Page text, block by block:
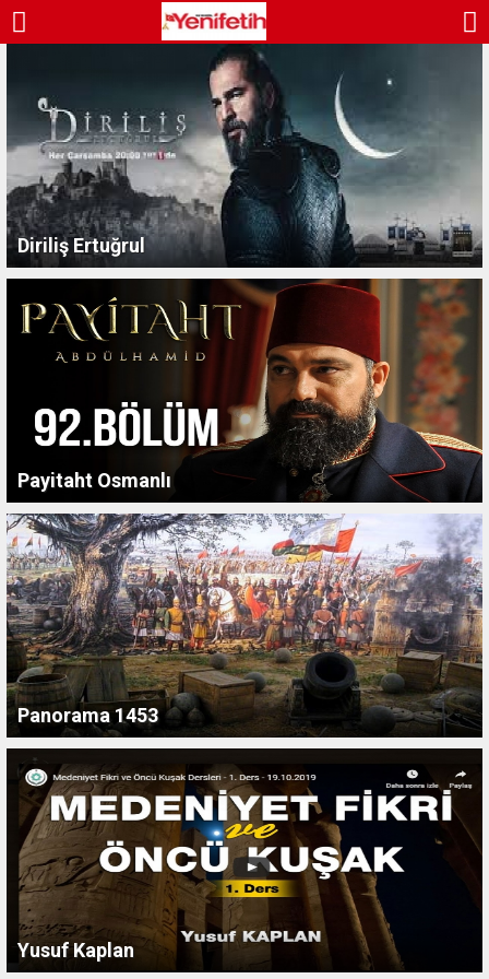
Diriliş Ertuğrul
Payitaht Osmanlı
Panorama 1453
Yusuf Kaplan